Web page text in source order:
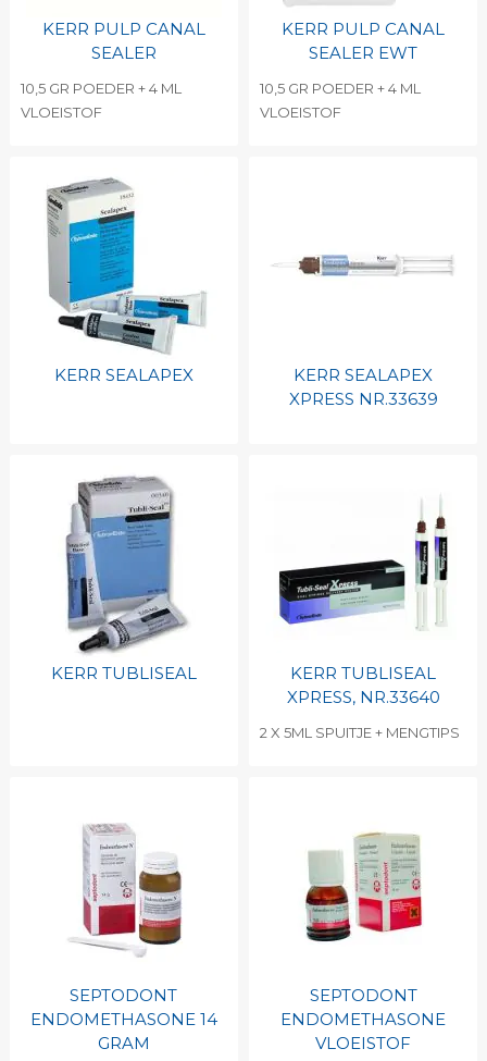
KERR PULP CANAL
SEALER
10,5 GR POEDER + 4 ML
VLOEISTOF
KERR PULP CANAL
SEALER EWT
10,5 GR POEDER + 4 ML
VLOEISTOF
KERR SEALAPEX
KERR SEALAPEX
XPRESS NR.33639
KERR TUBLISEAL
KERR TUBLISEAL
XPRESS, NR.33640
2 X 5ML SPUITJE + MENGTIPS
SEPTODONT
ENDOMETHASONE 14
GRAM
SEPTODONT
ENDOMETHASONE
VLOEISTOF